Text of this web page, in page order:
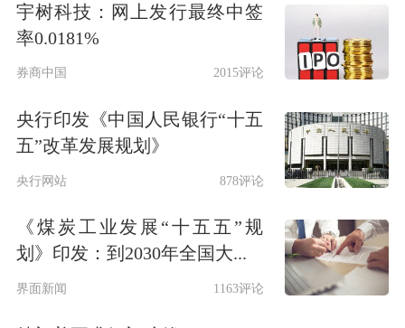
宇树科技：网上发行最终中签
率0.0181%
券商中国 2015评论
央行印发《中国人民银行“十五
五”改革发展规划》
央行网站 878评论
《煤炭工业发展“十五五”规
划》印发：到2030年全国大...
界面新闻 1163评论